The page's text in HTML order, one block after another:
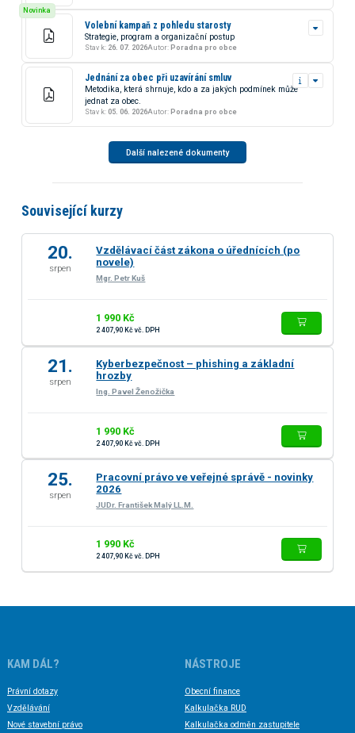
Novinka
Volební kampaň z pohledu starosty
Strategie, program a organizační postup
Stav k: 26. 07. 2026Autor: Poradna pro obce
Jednání za obec při uzavírání smluv
Metodika, která shrnuje, kdo a za jakých podmínek může
jednat za obec.
Stav k: 05. 06. 2026Autor: Poradna pro obce
Další nalezené dokumenty
Související kurzy
20.
srpen
Vzdělávací část zákona o úřednících (po
novele)
Mgr. Petr Kuš
1 990 Kč
2 407,90 Kč vč. DPH
21.
srpen
Kyberbezpečnost – phishing a základní
hrozby
Ing. Pavel Ženožička
1 990 Kč
2 407,90 Kč vč. DPH
25.
srpen
Pracovní právo ve veřejné správě - novinky
2026
JUDr. František Malý LL.M.
1 990 Kč
2 407,90 Kč vč. DPH
KAM DÁL?
Právní dotazy
Vzdělávání
Nové stavební právo
NÁSTROJE
Obecní finance
Kalkulačka RUD
Kalkulačka odměn zastupitele